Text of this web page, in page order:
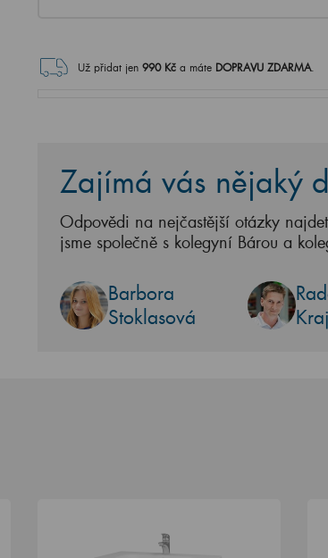
Už přidat jen 990Kč a máte DOPRAVU ZDARMA.
Zajímá vás nějaký
Odpovědi na nejčastější otázky
jsme společně s kolegyní Bárou a
Barbora
Stoklasová